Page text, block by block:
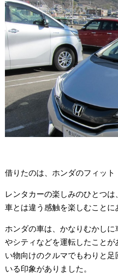
借りたのは、ホンダのフィット
レンタカーの楽しみのひとつ
車とは違う感触を楽しむことに
ホンダの車は、かなりむかしに
やシティなどを運転したこと
い物向けのクルマでもわりと
いる印象がありました。